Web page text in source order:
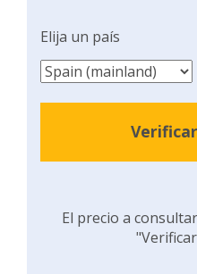
Elija un país
El precio a